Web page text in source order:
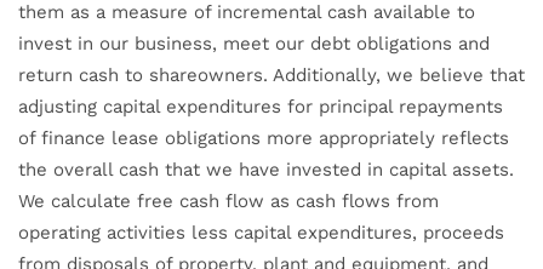
them as a measure of incremental cash available to
invest in our business, meet our debt obligations and
return cash to shareowners. Additionally, we believe that
adjusting capital expenditures for principal repayments
of finance lease obligations more appropriately reflects
the overall cash that we have invested in capital assets.
We calculate free cash flow as cash flows from
operating activities less capital expenditures, proceeds
from disposals of property, plant and equipment, and